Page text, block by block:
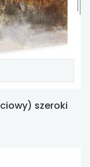
szeroki